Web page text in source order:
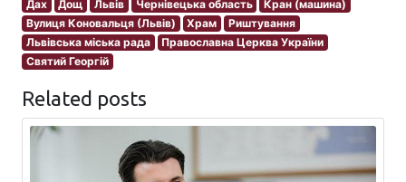
Дах
Дощ Львів Чернівецька область
Кран (машина)
Вулиця Коновальця (Львів)
Храм
Риштування
Львівська міська рада
Православна Церква України
Святий Георгій
Related posts